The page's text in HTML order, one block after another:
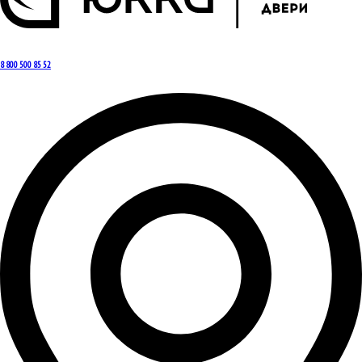
8 800 500 85 52